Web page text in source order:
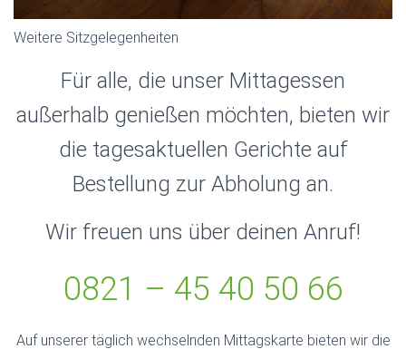
Weitere Sitzgelegenheiten
Für alle, die unser Mittagessen
außerhalb genießen möchten, bieten wir
die tagesaktuellen Gerichte auf
Bestellung zur Abholung an.
Wir freuen uns über deinen Anruf!
0821 – 45 40 50 66
Auf unserer täglich wechselnden Mittagskarte bieten wir die